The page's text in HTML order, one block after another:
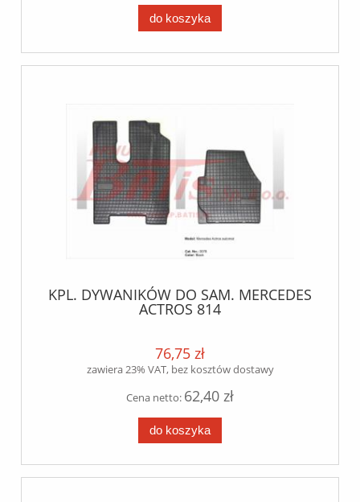
do koszyka
KPL. DYWANIKÓW DO SAM. MERCEDES
ACTROS 814
76,75 zł
zawiera 23% VAT, bez kosztów dostawy
Cena netto: 62,40 zł
do koszyka